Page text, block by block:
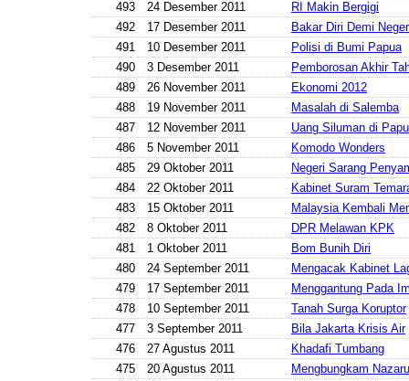
493
24 Desember 2011
RI Makin Bergigi
492
17 Desember 2011
Bakar Diri Demi
491
10 Desember 2011
Polisi di Bumi Papua
490
3 Desember 2011
Pemborosan Akhir
489
26 November 2011
Ekonomi 2012
488
19 November 2011
Masalah di Salemba
487
12 November 2011
Uang Siluman di
486
5 November 2011
Komodo Wonders
485
29 Oktober 2011
Negeri Sarang
484
22 Oktober 2011
Kabinet Suram
483
15 Oktober 2011
Malaysia Kembali
482
8 Oktober 2011
DPR Melawan KPK
481
1 Oktober 2011
Bom Bunih Diri
480
24 September 2011
Mengacak Kabinet
479
17 September 2011
Menggantung Pada
478
10 September 2011
Tanah Surga Koruptor
477
3 September 2011
Bila Jakarta Krisis Air
476
27 Agustus 2011
Khadafi Tumbang
475
20 Agustus 2011
Mengbungkam